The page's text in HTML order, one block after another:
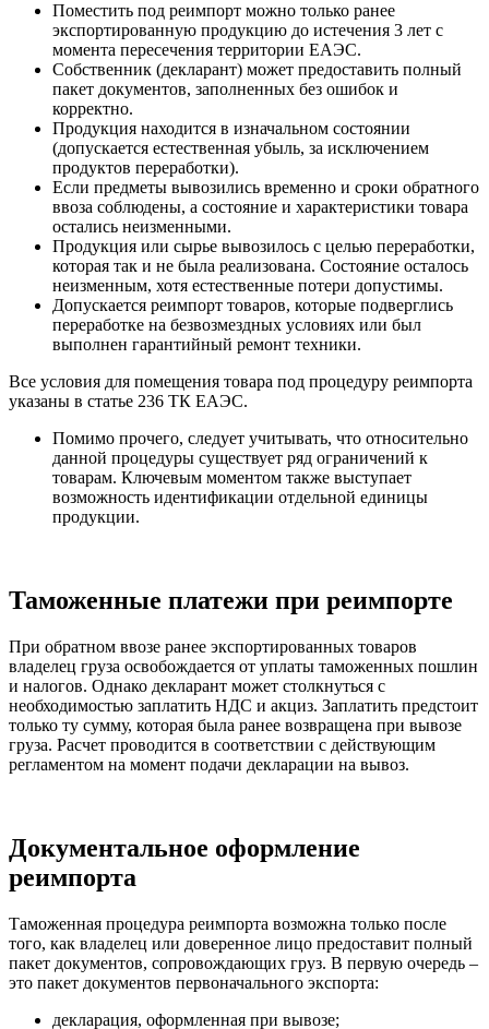
Поместить под реимпорт можно только ранее
экспортированную продукцию до истечения 3 лет с
момента пересечения территории ЕАЭС.
Собственник (декларант) может предоставить полный
пакет документов, заполненных без ошибок и
корректно.
Продукция находится в изначальном состоянии
(допускается естественная убыль, за исключением
продуктов переработки).
Если предметы вывозились временно и сроки обратного
ввоза соблюдены, а состояние и характеристики товара
остались неизменными.
Продукция или сырье вывозилось с целью переработки,
которая так и не была реализована. Состояние осталось
неизменным, хотя естественные потери допустимы.
Допускается реимпорт товаров, которые подверглись
переработке на безвозмездных условиях или был
выполнен гарантийный ремонт техники.
Все условия для помещения товара под процедуру реимпорта
указаны в статье 236 ТК ЕАЭС.
Помимо прочего, следует учитывать, что относительно
данной процедуры существует ряд ограничений к
товарам. Ключевым моментом также выступает
возможность идентификации отдельной единицы
продукции.
Таможенные платежи при реимпорте
При обратном ввозе ранее экспортированных товаров
владелец груза освобождается от уплаты таможенных пошлин
и налогов. Однако декларант может столкнуться с
необходимостью заплатить НДС и акциз. Заплатить предстоит
только ту сумму, которая была ранее возвращена при вывозе
груза. Расчет проводится в соответствии с действующим
регламентом на момент подачи декларации на вывоз.
Документальное оформление
реимпорта
Таможенная процедура реимпорта возможна только после
того, как владелец или доверенное лицо предоставит полный
пакет документов, сопровождающих груз. В первую очередь –
это пакет документов первоначального экспорта:
декларация, оформленная при вывозе;